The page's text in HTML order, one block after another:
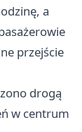
a
przejście
drogą
w centrum